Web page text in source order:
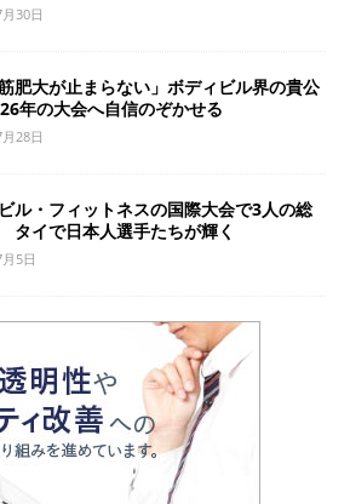
30日
筋肥大が止まらない」ボディビル界の貴公
年の大会へ自信のぞかせる
28日
ル・フィットネスの国際大会で3人の総
イで日本人選手たちが輝く
5日